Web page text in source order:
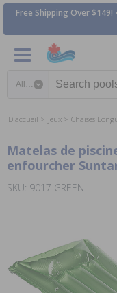
Free Shipping Over $149!
D'accueil Jeux Chaises
Matelas de
enfourcher
SKU: 9017 GREEN